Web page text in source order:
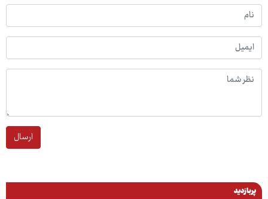
ارسال
پربازدید